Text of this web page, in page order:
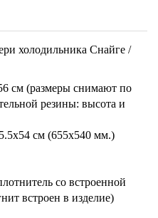
холодильника Снайге /
см (размеры снимают по
резины: высота и
см (655х540 мм.)
со встроенной
встроен в изделие)